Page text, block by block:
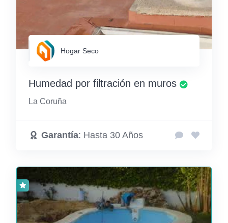
Hogar Seco
Humedad por filtración en muros
La Coruña
Garantía: Hasta 30 Años